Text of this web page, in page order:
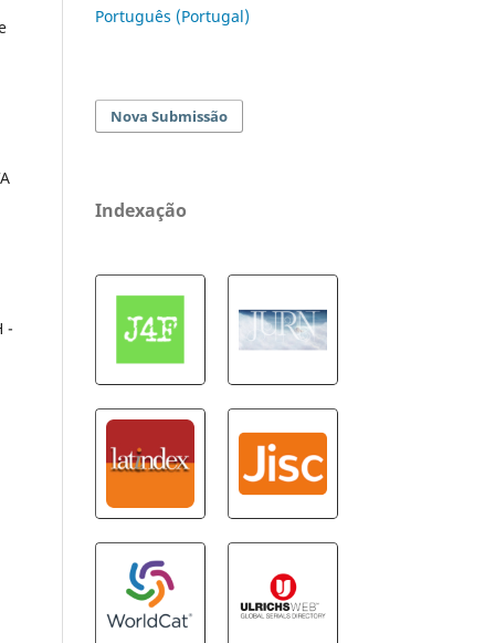
-
Português (Portugal)
Nova Submissão
Indexação